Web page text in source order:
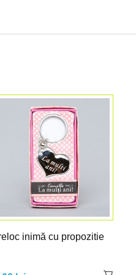
inimă cu propozitie